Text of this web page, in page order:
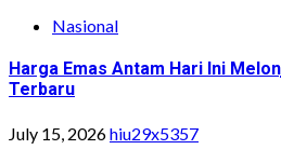
Nasional
Harga Emas Antam Hari Ini
Terbaru
July 15, 2026hiu29x5357